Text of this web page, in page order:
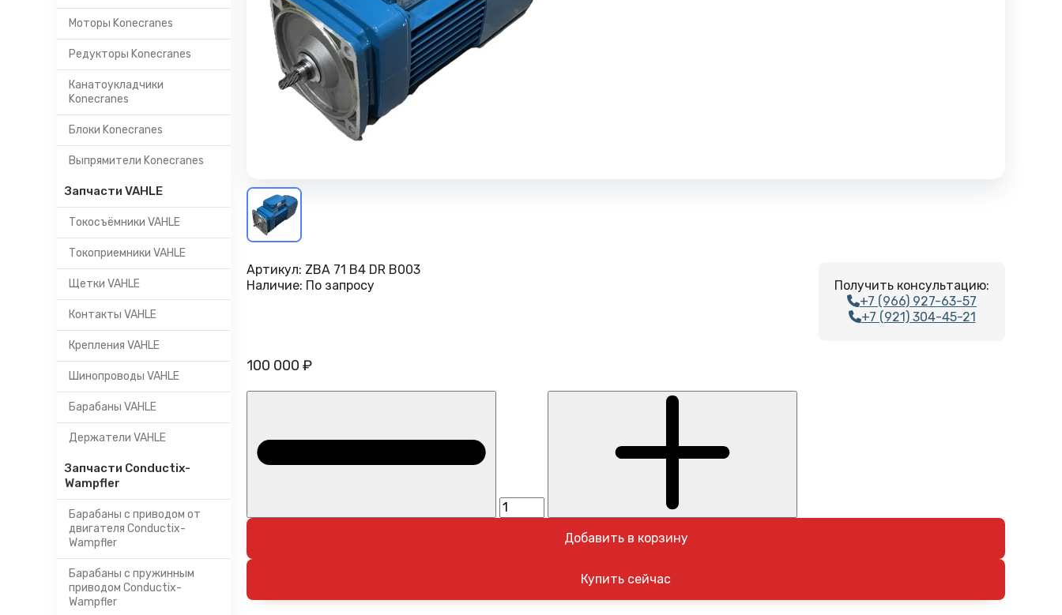
Моторы Konecranes
Редукторы Konecranes
Канатоукладчики
Konecranes
Блоки Konecranes
Выпрямители Konecranes
Запчасти VAHLE
Токосъёмники VAHLE
Токоприемники VAHLE
Щетки VAHLE
Контакты VAHLE
Крепления VAHLE
Шинопроводы VAHLE
Барабаны VAHLE
Держатели VAHLE
Запчасти Conductix-
Wampfler
Барабаны с приводом от
двигателя Conductix-
Wampfler
Барабаны с пружинным
приводом Conductix-
Wampfler
Получить консультацию:
+7 (966) 927-63-57
+7 (921) 304-45-21
Артикул: ZBA 71 B4 DR B003
Наличие: По запросу
100 000 ₽
Добавить в корзину